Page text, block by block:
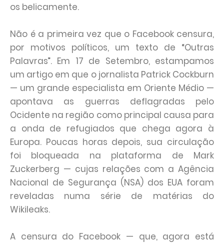
os belicamente.
Não é a primeira vez que o Facebook censura,
por motivos políticos, um texto de “Outras
Palavras”. Em 17 de Setembro, estampamos
um artigo em que o jornalista Patrick Cockburn
— um grande especialista em Oriente Médio —
apontava as guerras deflagradas pelo
Ocidente na região como principal causa para
a onda de refugiados que chega agora à
Europa. Poucas horas depois, sua circulação
foi bloqueada na plataforma de Mark
Zuckerberg — cujas relações com a Agência
Nacional de Segurança (NSA) dos EUA foram
reveladas numa série de matérias do
Wikileaks.
A censura do Facebook — que, agora está